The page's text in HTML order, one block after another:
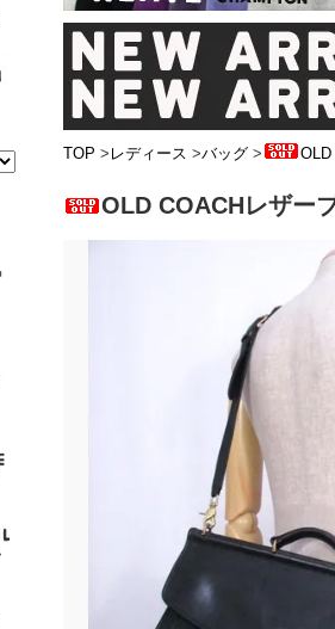
TOP > レディース >バッグ >
OLD COACHレザー